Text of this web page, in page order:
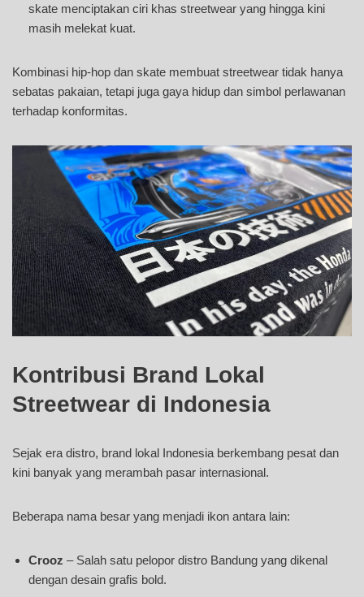
skate menciptakan ciri khas streetwear yang hingga kini
masih melekat kuat.
Kombinasi hip-hop dan skate membuat streetwear tidak hanya
sebatas pakaian, tetapi juga gaya hidup dan simbol perlawanan
terhadap konformitas.
Kontribusi Brand Lokal
Streetwear di Indonesia
Sejak era distro, brand lokal Indonesia berkembang pesat dan
kini banyak yang merambah pasar internasional.
Beberapa nama besar yang menjadi ikon antara lain:
Crooz – Salah satu pelopor distro Bandung yang dikenal
dengan desain grafis bold.